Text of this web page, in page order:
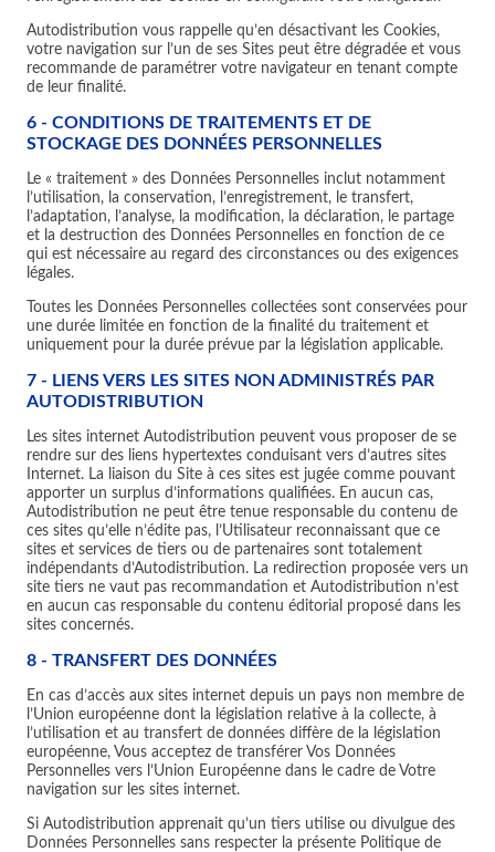
Autodistribution vous rappelle qu’en désactivant les Cookies,
votre navigation sur l’un de ses Sites peut être dégradée et vous
recommande de paramétrer votre navigateur en tenant compte
de leur finalité.
6 - CONDITIONS DE TRAITEMENTS ET DE
STOCKAGE DES DONNÉES PERSONNELLES
Le « traitement » des Données Personnelles inclut notamment
l’utilisation, la conservation, l’enregistrement, le transfert,
l’adaptation, l’analyse, la modification, la déclaration, le partage
et la destruction des Données Personnelles en fonction de ce
qui est nécessaire au regard des circonstances ou des exigences
légales.
Toutes les Données Personnelles collectées sont conservées pour
une durée limitée en fonction de la finalité du traitement et
uniquement pour la durée prévue par la législation applicable.
7 - LIENS VERS LES SITES NON ADMINISTRÉS PAR
AUTODISTRIBUTION
Les sites internet Autodistribution peuvent vous proposer de se
rendre sur des liens hypertextes conduisant vers d’autres sites
Internet. La liaison du Site à ces sites est jugée comme pouvant
apporter un surplus d’informations qualifiées. En aucun cas,
Autodistribution ne peut être tenue responsable du contenu de
ces sites qu’elle n’édite pas, l’Utilisateur reconnaissant que ce
sites et services de tiers ou de partenaires sont totalement
indépendants d’Autodistribution. La redirection proposée vers un
site tiers ne vaut pas recommandation et Autodistribution n’est
en aucun cas responsable du contenu éditorial proposé dans les
sites concernés.
8 - TRANSFERT DES DONNÉES
En cas d’accès aux sites internet depuis un pays non membre de
l’Union européenne dont la législation relative à la collecte, à
l’utilisation et au transfert de données diffère de la législation
européenne, Vous acceptez de transférer Vos Données
Personnelles vers l’Union Européenne dans le cadre de Votre
navigation sur les sites internet.
Si Autodistribution apprenait qu’un tiers utilise ou divulgue des
Données Personnelles sans respecter la présente Politique de